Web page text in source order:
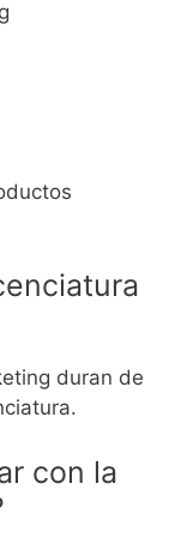
duran de
con la